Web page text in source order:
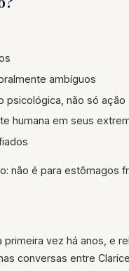
ambíguos
psicológica, não só ação
humana em seus
não é para estômagos
vez há anos, e
conversas entre